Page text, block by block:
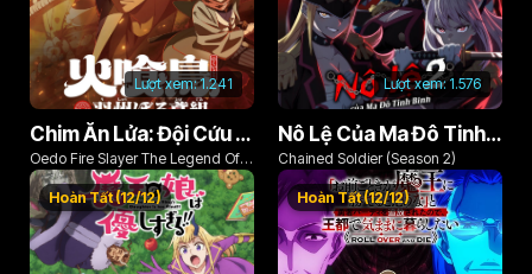
Lượt xem:1.241
Chim Ăn Lửa: Đội Cứu Hỏa Rách Rưới Vùng Ushu
Oedo Fire Slayer The Legend Of
Phoenix
Lượt xem: 1.576
Nô Lệ Của Ma Đô Tinh Binh (Phần 2)
Chained Soldier (Season 2)
Hoàn Tất (12/12) Hoàn Tất (12/12)